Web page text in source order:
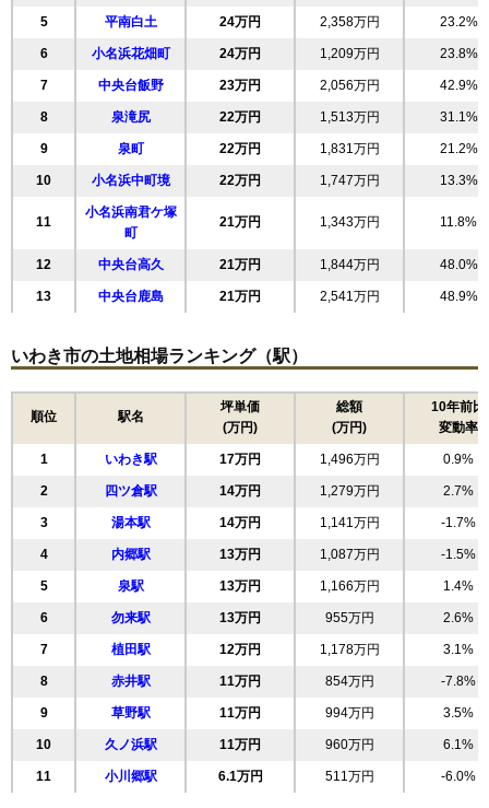
5 平南白土 24万円 2,358万円 23.2%
6 小名浜花畑町 24万円 1,209万円 23.8%
7 中央台飯野 23万円 2,056万円 42.9%
8 泉滝尻 22万円 1,513万円 31.1%
9 泉町 22万円 1,831万円 21.2%
10 小名浜中町境 22万円 1,747万円 13.3%
11
小名浜南君ケ塚
町
21万円 1,343万円 11.8%
12 中央台高久 21万円 1,844万円 48.0%
13 中央台鹿島 21万円 2,541万円 48.9%
15 泉玉露 21万円
16 湘南台 21万円 1,597万円 21.5%
17 内郷御厩町 20万円 1,511万円 22.2%
18 泉町玉露 19万円 1,325万円 21.6%
19 小名浜諏訪町 19万円 1,140万円 10.5%
20 好間町下好間 19万円 1,646万円 6.1%
21 郷ケ丘 19万円 1,566万円 11.1%
22 葉山 19万円 1,701万円 58.0%
23 鹿島町久保 18万円 2,039万円 21.0%
24
小名浜西君ケ塚
18万円 927万円 8.8%
いわき市の土地相場ランキング（駅）
順位 駅名
坪単価
(万円)
総額
(万円)
10年前比
変動率
1 いわき駅 17万円 1,496万円 0.9%
2 四ツ倉駅 14万円 1,279万円 2.7%
3 湯本駅 14万円 1,141万円 -1.7%
4 内郷駅 13万円 1,087万円 -1.5%
5 泉駅 13万円 1,166万円 1.4%
6 勿来駅 13万円 955万円 2.6%
7 植田駅 12万円 1,178万円 3.1%
8 赤井駅 11万円 854万円 -7.8%
9 草野駅 11万円 994万円 3.5%
10 久ノ浜駅 11万円 960万円 6.1%
11 小川郷駅 6.1万円 511万円 -6.0%